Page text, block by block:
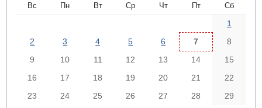
Вс Пн Вт Ср Чт Пт Сб
1
2
3 4 5 6 7
8
9
10 11 12 13 14
15
16
17 18 19 20 21
22
23
24 25 26 27 28
29